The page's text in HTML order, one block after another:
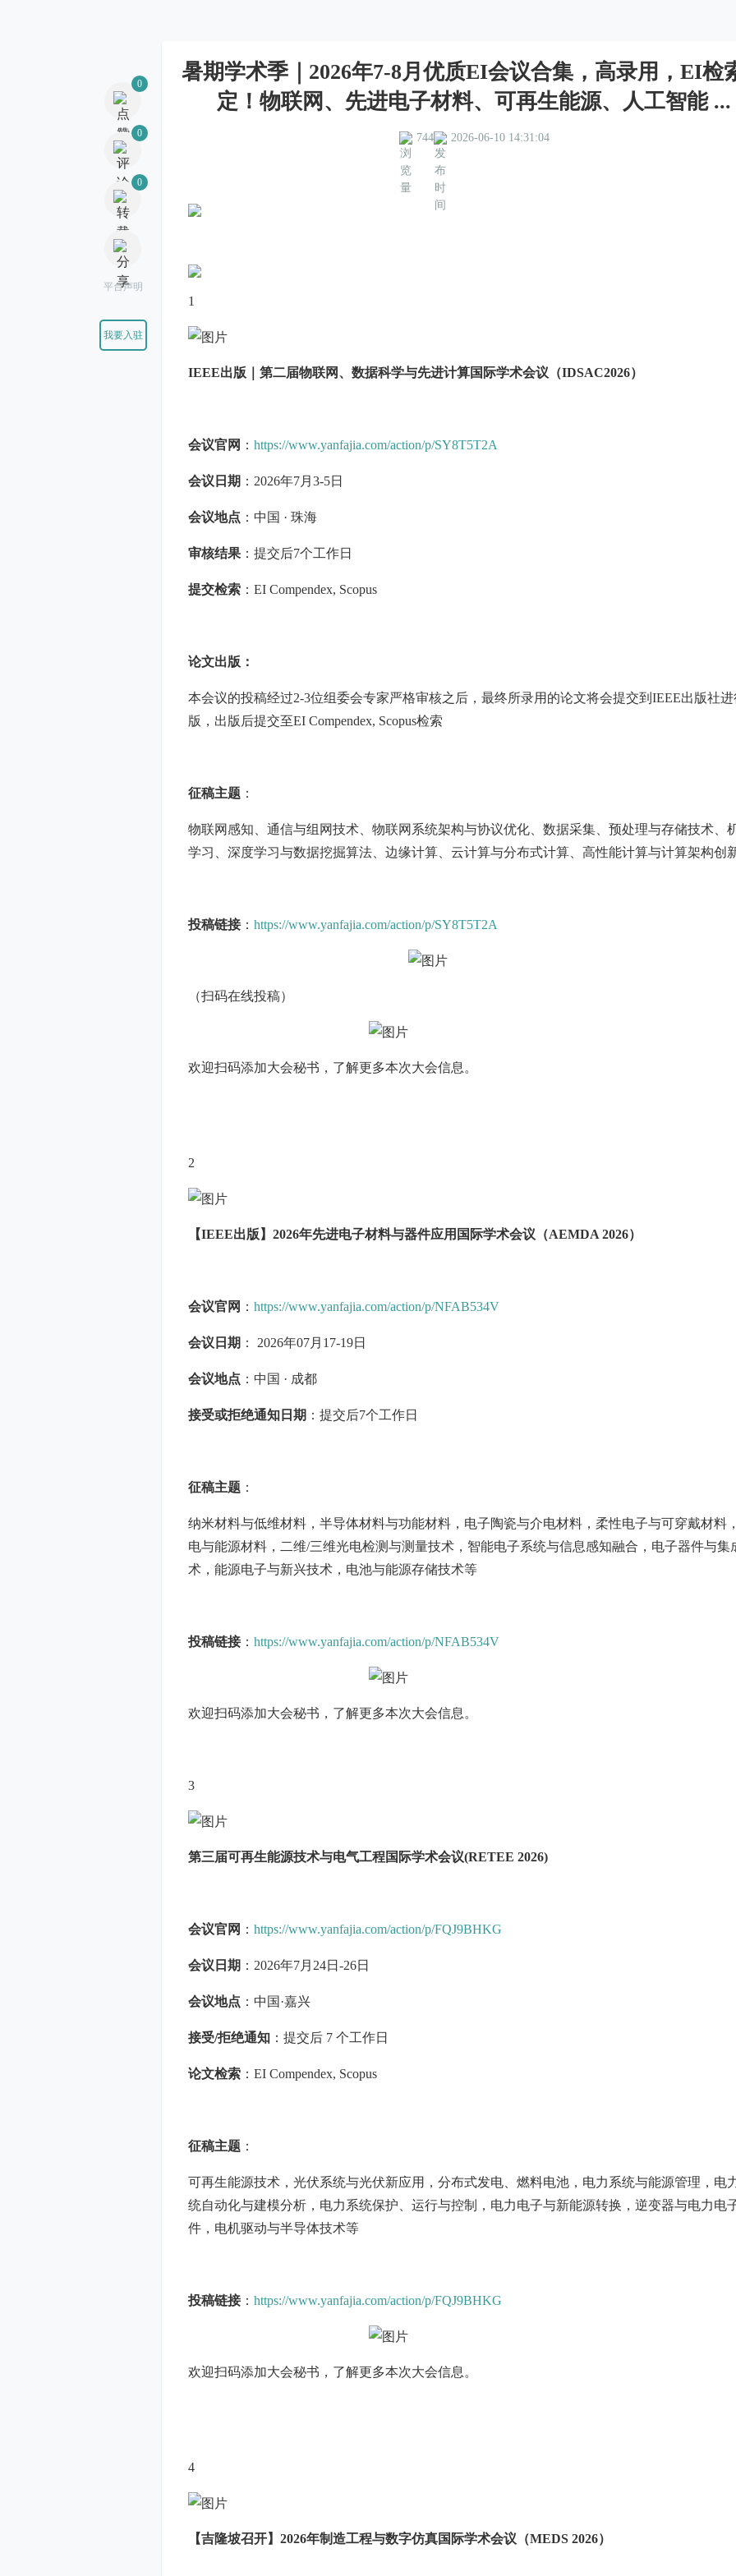
平台声明
暑期学术季｜2026年7-8月优质EI会议合集，高录用，EI检
定！物联网、先进电子材料、可再生能源、人工智能 ...
744 2026-06-10 14:31:04
1
IEEE出版｜第二届物联网、数据科学与先进计算国际学术会议（IDSAC2026）
会议官网 ： https://www.yanfajia.com/action/p/SY8T5T2A
会议日期 ：2026年7月3-5日
会议地点 ：中国 · 珠海
审核结果 ：提交后7个工作日
提交检索 ：EI Compendex, Scopus
论文出版：
本会议的投稿经过2-3位组委会专家严格审核之后，最终所录用的论文将会提交到IEEE出版社进
版，出版后提交至EI Compendex, Scopus检索
征稿主题 ：
物联网感知、通信与组网技术、物联网系统架构与协议优化、数据采集、预处理与存储技术、
学习、深度学习与数据挖掘算法、边缘计算、云计算与分布式计算、高性能计算与计算架构创
投稿链接： https://www.yanfajia.com/action/p/SY8T5T2A
（扫码在线投稿）
欢迎扫码添加大会秘书，了解更多本次大会信息。
2
【IEEE出版】2026年先进电子材料与器件应用国际学术会议（AEMDA 2026）
会议官网 ： https://www.yanfajia.com/action/p/NFAB534V
会议日期 ： 2026年07月17-19日
会议地点 ：中国 · 成都
接受或拒绝通知日期 ：提交后7个工作日
征稿主题 ：
纳米材料与低维材料，半导体材料与功能材料，电子陶瓷与介电材料，柔性电子与可穿戴材料
电与能源材料，二维/三维光电检测与测量技术，智能电子系统与信息感知融合，电子器件与集
术，能源电子与新兴技术，电池与能源存储技术等
投稿链接： https://www.yanfajia.com/action/p/NFAB534V
欢迎扫码添加大会秘书，了解更多本次大会信息。
3
第三届可再生能源技术与电气工程国际学术会议(RETEE 2026)
会议官网 ： https://www.yanfajia.com/action/p/FQJ9BHKG
会议日期 ：2026年7月24日-26日
会议地点 ：中国·嘉兴
接受/拒绝通知 ：提交后 7 个工作日
论文检索 ：EI Compendex, Scopus
征稿主题 ：
可再生能源技术，光伏系统与光伏新应用，分布式发电、燃料电池，电力系统与能源管理，电
统自动化与建模分析，电力系统保护、运行与控制，电力电子与新能源转换，逆变器与电力电
件，电机驱动与半导体技术等
投稿链接： https://www.yanfajia.com/action/p/FQJ9BHKG
欢迎扫码添加大会秘书，了解更多本次大会信息。
4
【吉隆坡召开】2026年制造工程与数字仿真国际学术会议（MEDS 2026）